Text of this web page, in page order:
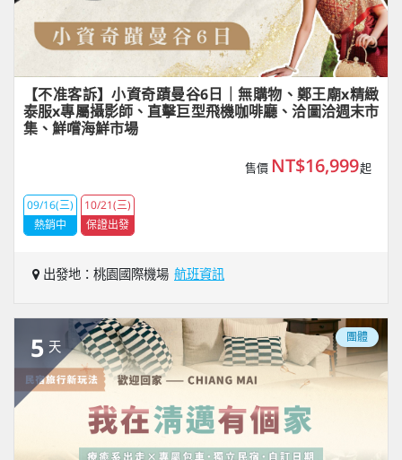
【不准客訴】小資奇蹟曼谷6日｜無購物、鄭王廟x精緻
泰服x專屬攝影師、直擊巨型飛機咖啡廳、洽圖洽週末市
集、鮮嚐海鮮市場
售價 NT$16,999起
09/16(三)
熱銷中
10/21(三)
保證出發
出發地：桃園國際機場 航班資訊
5 天
團體